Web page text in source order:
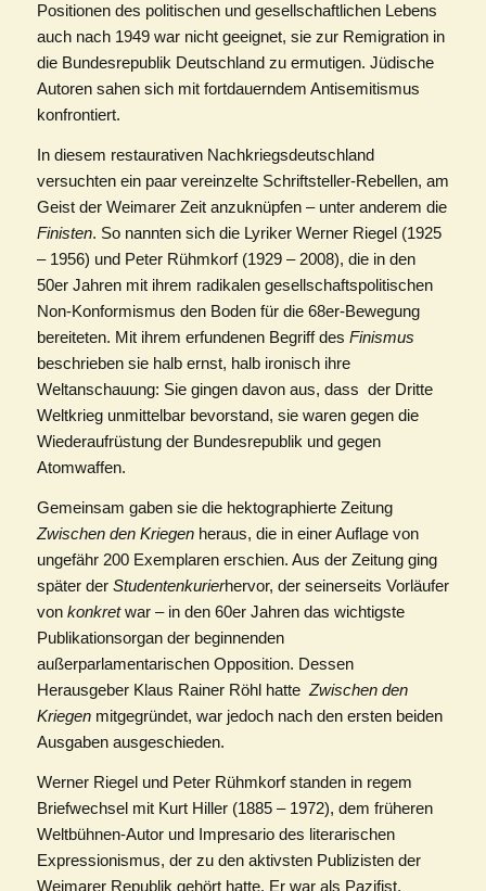
Positionen des politischen und gesellschaftlichen Lebens
auch nach 1949 war nicht geeignet, sie zur Remigration in
die Bundesrepublik Deutschland zu ermutigen. Jüdische
Autoren sahen sich mit fortdauerndem Antisemitismus
konfrontiert.
In diesem restaurativen Nachkriegsdeutschland
versuchten ein paar vereinzelte Schriftsteller-Rebellen, am
Geist der Weimarer Zeit anzuknüpfen – unter anderem die
Finisten. So nannten sich die Lyriker Werner Riegel (1925
– 1956) und Peter Rühmkorf (1929 – 2008), die in den
50er Jahren mit ihrem radikalen gesellschaftspolitischen
Non-Konformismus den Boden für die 68er-Bewegung
bereiteten. Mit ihrem erfundenen Begriff des Finismus
beschrieben sie halb ernst, halb ironisch ihre
Weltanschauung: Sie gingen davon aus, dass der Dritte
Weltkrieg unmittelbar bevorstand, sie waren gegen die
Wiederaufrüstung der Bundesrepublik und gegen
Atomwaffen.
Gemeinsam gaben sie die hektographierte Zeitung
Zwischen den Kriegenheraus, die in einer Auflage von
ungefähr 200 Exemplaren erschien. Aus der Zeitung ging
später der Studentenkurierhervor, der seinerseits Vorläufer
von konkretwar – in den 60er Jahren das wichtigste
Publikationsorgan der beginnenden
außerparlamentarischen Opposition. Dessen
Herausgeber Klaus Rainer Röhl hatte Zwischen den
Kriegenmitgegründet, war jedoch nach den ersten beiden
Ausgaben ausgeschieden.
Werner Riegel und Peter Rühmkorf standen in regem
Briefwechsel mit Kurt Hiller (1885 – 1972), dem früheren
Weltbühnen-Autor und Impresario des literarischen
Expressionismus, der zu den aktivsten Publizisten der
Weimarer Republik gehört hatte. Er war als Pazifist,